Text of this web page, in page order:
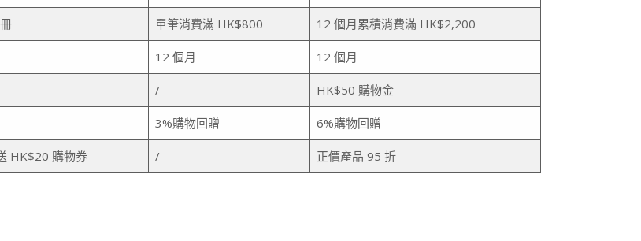
單筆消費滿 HK$800 12 個月累積消費滿 HK$2,200
12 個月 12 個月
/ HK$50 購物金
3%購物回贈 6%購物回贈
HK$20 購物券 / 正價產品 95 折